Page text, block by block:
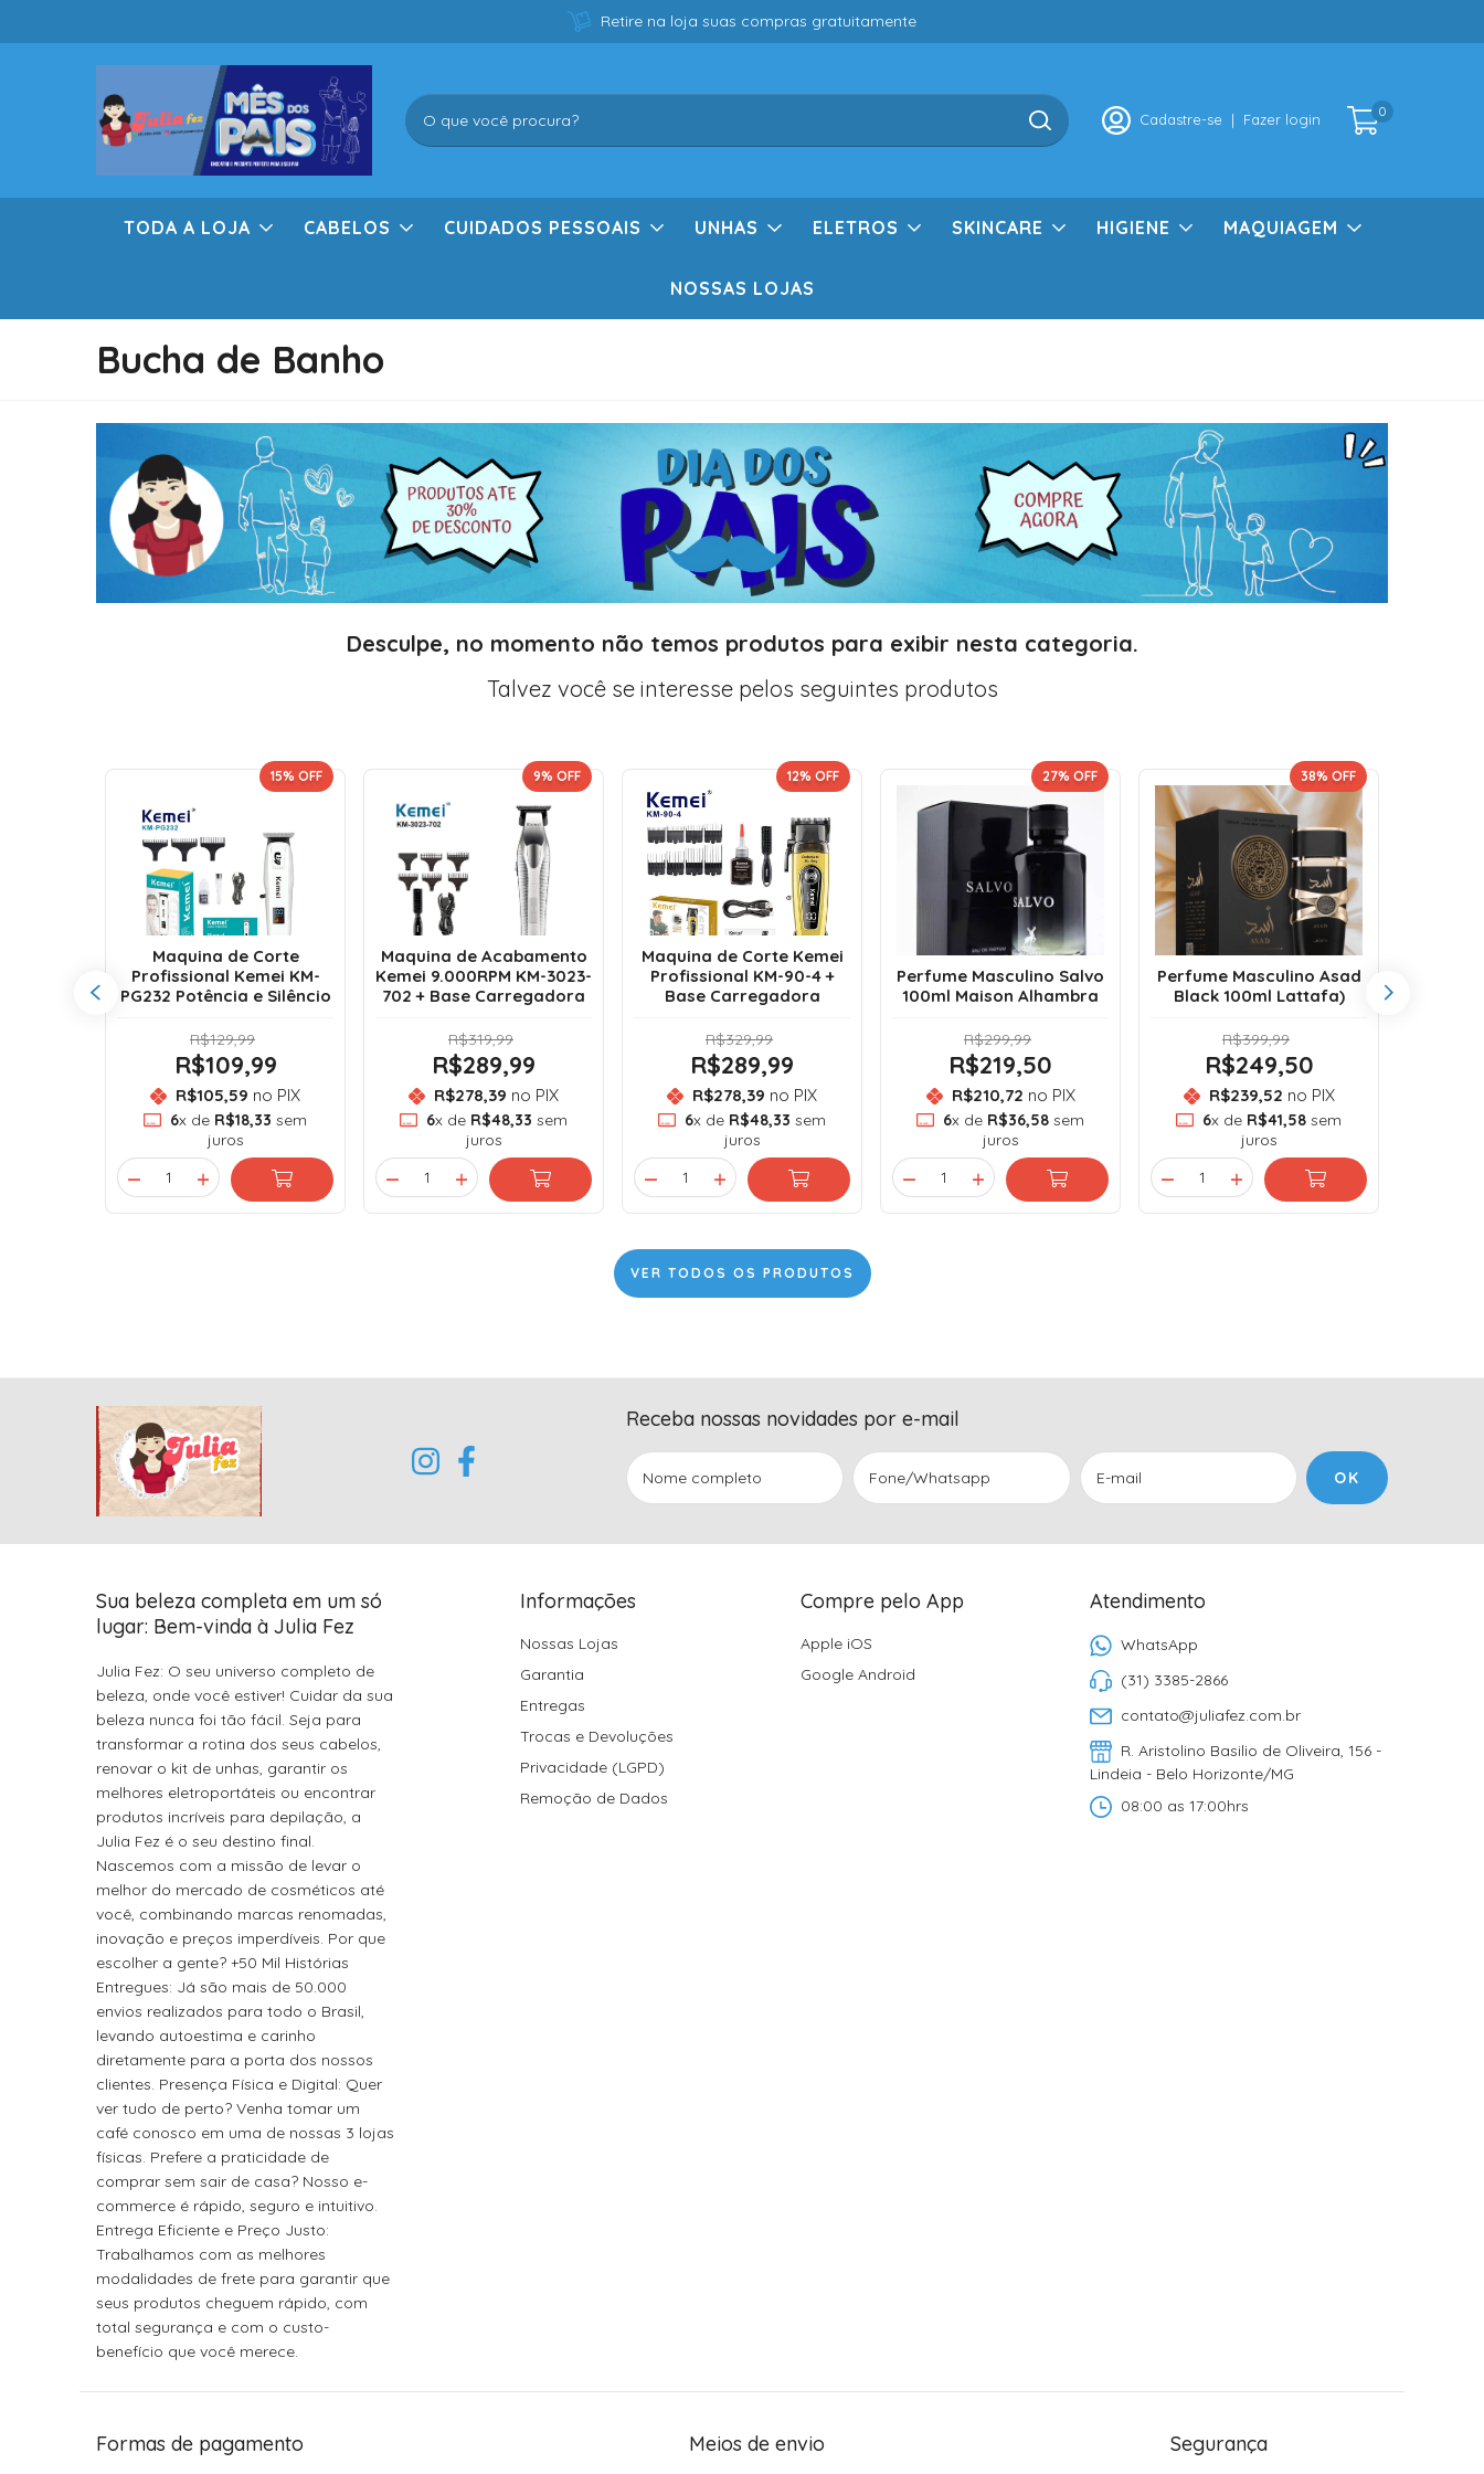
Retire na loja suas compras gratuitamente
Cadastre-se | Fazer login 0
TODA A LOJA CABELOS CUIDADOS PESSOAIS UNHAS ELETROS SKINCARE HIGIENE MAQUIAGEM
NOSSAS LOJAS
Bucha de Banho
Desculpe, no momento não temos produtos para exibir nesta categoria.
Talvez você se interesse pelos seguintes produtos
15% OFF
Maquina de Corte
Profissional Kemei KM-
PG232 Potência e Silêncio
R$129,99
R$109,99
R$105,59 no PIX
6x de R$18,33 sem
juros
9% OFF
Maquina de Acabamento
Kemei 9.000RPM KM-3023-
702 + Base Carregadora
R$319,99
R$289,99
R$278,39 no PIX
6x de R$48,33 sem
juros
12% OFF
Maquina de Corte Kemei
Profissional KM-90-4 +
Base Carregadora
R$329,99
R$289,99
R$278,39 no PIX
6x de R$48,33 sem
juros
27% OFF
Perfume Masculino Salvo
100ml Maison Alhambra
R$299,99
R$219,50
R$210,72 no PIX
6x de R$36,58sem
juros
38% OFF
Perfume Masculino Asad
Black 100ml Lattafa)
R$399,99
R$249,50
R$239,52 no PIX
6x de R$41,58sem
juros
VER TODOS OS PRODUTOS
Receba nossas novidades por e-mail
Sua beleza completa em um só
lugar: Bem-vinda à Julia Fez
Julia Fez: O seu universo completo de
beleza, onde você estiver! Cuidar da sua
beleza nunca foi tão fácil. Seja para
transformar a rotina dos seus cabelos,
renovar o kit de unhas, garantir os
melhores eletroportáteis ou encontrar
produtos incríveis para depilação, a
Julia Fez é o seu destino final.
Nascemos com a missão de levar o
melhor do mercado de cosméticos até
você, combinando marcas renomadas,
inovação e preços imperdíveis. Por que
escolher a gente? +50 Mil Histórias
Entregues: Já são mais de 50.000
envios realizados para todo o Brasil,
levando autoestima e carinho
diretamente para a porta dos nossos
clientes. Presença Física e Digital: Quer
ver tudo de perto? Venha tomar um
café conosco em uma de nossas 3 lojas
físicas. Prefere a praticidade de
comprar sem sair de casa? Nosso e-
commerce é rápido, seguro e intuitivo.
Entrega Eficiente e Preço Justo:
Trabalhamos com as melhores
modalidades de frete para garantir que
seus produtos cheguem rápido, com
total segurança e com o custo-
benefício que você merece.
Informações
Nossas Lojas
Garantia
Entregas
Trocas e Devoluções
Privacidade (LGPD)
Remoção de Dados
Compre pelo App
Apple iOS
Google Android
Atendimento
WhatsApp
(31) 3385-2866
contato@juliafez.com.br
R. Aristolino Basilio de Oliveira, 156 -
Lindeia - Belo Horizonte/MG
08:00 as 17:00hrs
Formas de pagamento Meios de envio Segurança